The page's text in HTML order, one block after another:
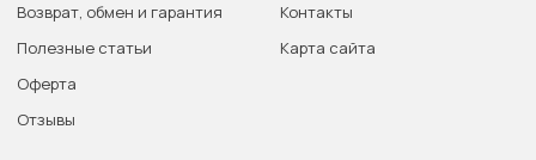
Возврат, обмен и гарантия
Полезные статьи
Оферта
Отзывы
Контакты
Карта сайта